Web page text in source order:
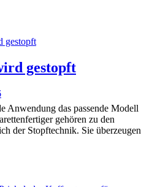
gestopft
Anwendung das passende Modell
gehören zu den
der Stopftechnik. Sie überzeugen